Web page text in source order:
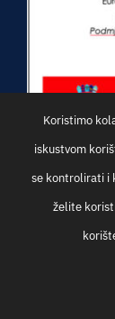
© Općina
Koristimo
iskustvom
se kontrolirati i
želite